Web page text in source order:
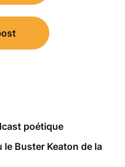
poétique
le Buster Keaton de la